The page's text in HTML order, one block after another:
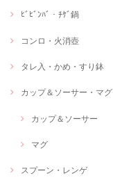
ﾋﾞﾋﾞﾝﾊﾞ・ﾁｹﾞ鍋
コンロ・火消壺
タレ入・かめ・すり鉢
カップ＆ソーサー・マグ
カップ＆ソーサー
マグ
スプーン・レンゲ